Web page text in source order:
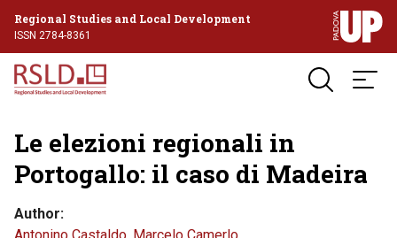
Regional Studies and Local Development
ISSN 2784-8361
Le elezioni regionali in
Portogallo: il caso di Madeira
Author